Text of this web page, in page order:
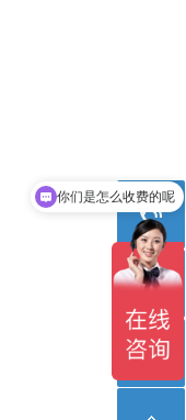
你们是怎么收费的呢